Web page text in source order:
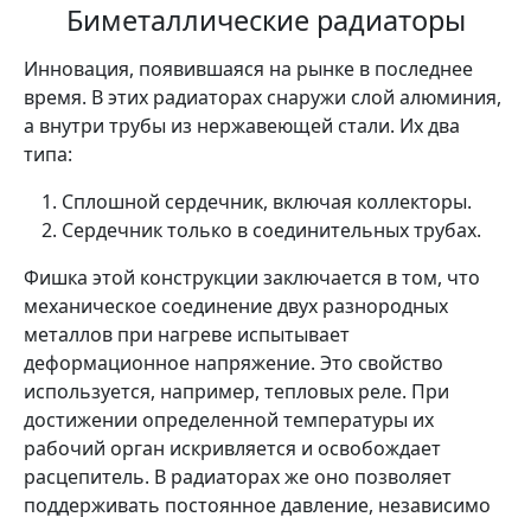
Биметаллические радиаторы
Инновация, появившаяся на рынке в последнее
время. В этих радиаторах снаружи слой алюминия,
а внутри трубы из нержавеющей стали. Их два
типа:
Сплошной сердечник, включая коллекторы.
Сердечник только в соединительных трубах.
Фишка этой конструкции заключается в том, что
механическое соединение двух разнородных
металлов при нагреве испытывает
деформационное напряжение. Это свойство
используется, например, тепловых реле. При
достижении определенной температуры их
рабочий орган искривляется и освобождает
расцепитель. В радиаторах же оно позволяет
поддерживать постоянное давление, независимо